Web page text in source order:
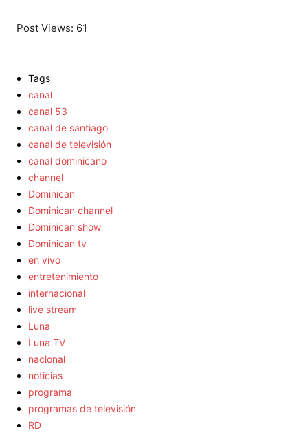
Post Views: 61
Tags
canal
canal 53
canal de santiago
canal de televisión
canal dominicano
channel
Dominican
Dominican channel
Dominican show
Dominican tv
en vivo
entretenimiento
internacional
live stream
Luna
Luna TV
nacional
noticias
programa
programas de televisión
RD